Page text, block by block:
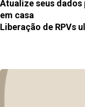
Atualize seus dados
em casa
Liberação de RPVs